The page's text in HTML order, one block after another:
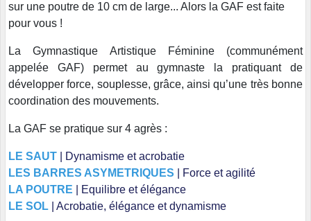
sur une poutre de 10 cm de large... Alors la GAF est faite
pour vous !
La Gymnastique Artistique Féminine (communément
appelée GAF) permet au gymnaste la pratiquant de
développer force, souplesse, grâce, ainsi qu’une très bonne
coordination des mouvements.
La GAF se pratique sur 4 agrès :
LE SAUT | Dynamisme et acrobatie
LES BARRES ASYMETRIQUES | Force et agilité
LA POUTRE | Equilibre et élégance
LE SOL | Acrobatie, élégance et dynamisme